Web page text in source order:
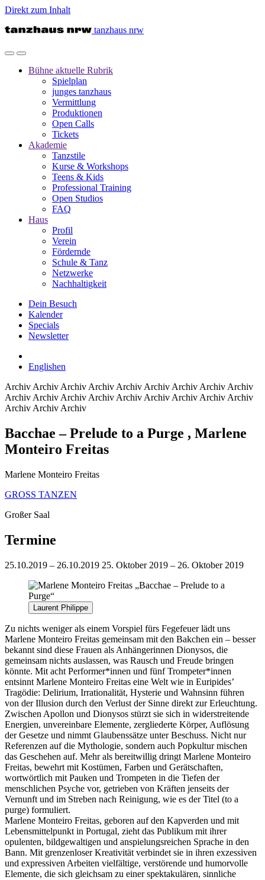
Direkt zum Inhalt
tanzhaus nrw
Bühne aktuelle Rubrik
Spielplan
junges tanzhaus
Vermittlung
Produktionen
Open Calls
Tickets
Akademie
Tanzstile
Kurse & Workshops
Teens & Kids
Professional Training
Open Studios
FAQ
Haus
Profil
Verein
Fördernde
Schule & Tanz
Netzwerke
Nachhaltigkeit
Dein Besuch
Kalender
Specials
Newsletter
Englishen
Archiv Archiv Archiv Archiv Archiv Archiv Archiv Archiv Archiv
Archiv Archiv Archiv Archiv Archiv Archiv Archiv Archiv Archiv
Archiv Archiv Archiv
Bacchae – Prelude to a Purge , Marlene
Monteiro Freitas
Marlene Monteiro Freitas
GROSS TANZEN
Großer Saal
Termine
25.10.2019 – 26.10.2019 25. Oktober 2019 – 26. Oktober 2019
Laurent Philippe
Zu nichts weniger als einem Vorspiel fürs Fegefeuer lädt uns
Marlene Monteiro Freitas gemeinsam mit den Bakchen ein – besser
bekannt sind diese Frauen als Anhängerinnen Dionysos, die
gemeinsam nichts auslassen, was Rausch und Freude bringen
könnte. Mit acht Performer*innen und fünf Trompeter*innen
entsinnt Marlene Monteiro Freitas eine Welt wie in Euripides’
Tragödie: Delirium, Irrationalität, Hysterie und Wahnsinn führen
von der Illusion durch den Verlust der Sinne direkt zur Erleuchtung.
Zwischen Apollon und Dionysos stürzt sie sich in widerstreitende
Energien, unvereinbare Elemente, zergliederte Körper, Auflösung
der Gesetze und nimmt Glaubenssätze unter Beschuss. Nicht nur
Referenzen auf die Mythologie, sondern auch Popkultur mischen
das Geschehen auf. Mehr als bereitwillig dringt Marlene Monteiro
Freitas, bewehrt mit Kostümen, Farben und Gerätschaften,
wortwörtlich mit Pauken und Trompeten in die Tiefen der
menschlichen Psyche vor, getrieben von Kräften jenseits der
Vernunft und im Streben nach Reinigung, wie es der Titel (to a
purge) formuliert.
Marlene Monteiro Freitas, geboren auf den Kapverden und mit
Lebensmittelpunkt in Portugal, zieht das Publikum mit ihrer
opulenten, bildgewaltigen und anspielungsreichen Sprache in den
Bann. Mit grenzenloser Kreativität verbindet sie in ihren exzessiven
und expressiven Arbeiten vielfältige, verstörende und humorvolle
Elemente, die sich gleichsam zu einer spektakulären, sinnliche